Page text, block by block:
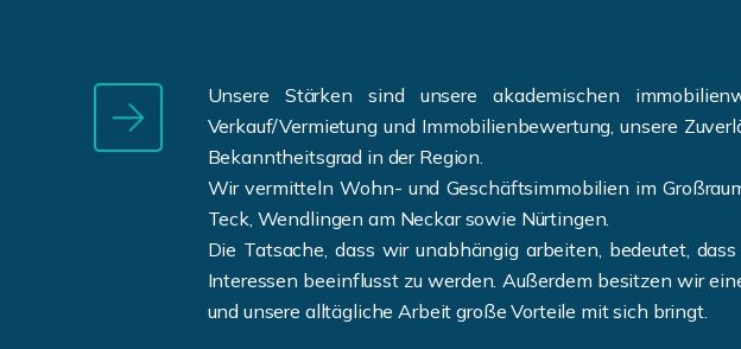
Unsere Stärken sind unsere akademischen
Verkauf/Vermietung und Immobilienbewertung, unsere
Bekanntheitsgrad in der Region.
Wir vermitteln Wohn- und Geschäftsimmobilien im
Teck, Wendlingen am Neckar sowie Nürtingen.
Die Tatsache, dass wir unabhängig arbeiten, bedeutet,
Interessen beeinflusst zu werden. Außerdem besitzen wir
und unsere alltägliche Arbeit große Vorteile mit sich bringt.